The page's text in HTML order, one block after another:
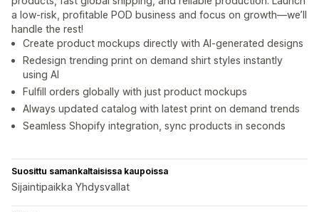
a low-risk, profitable POD business and focus on growth—we’ll
handle the rest!
Create product mockups directly with AI-generated designs
Redesign trending print on demand shirt styles instantly
using AI
Fulfill orders globally with just product mockups
Always updated catalog with latest print on demand trends
Seamless Shopify integration, sync products in seconds
Suosittu samankaltaisissa kaupoissa
Sijaintipaikka Yhdysvallat